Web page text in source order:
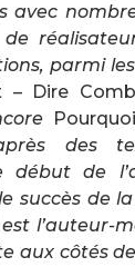
avec
parmi
– Dire
des
début de
succès de
l’auteur-
aux côtés